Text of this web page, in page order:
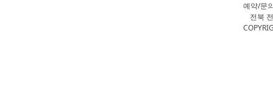
예약/문
전북